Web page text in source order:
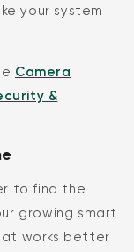
your system
Camera
&
to find the
growing smart
works better